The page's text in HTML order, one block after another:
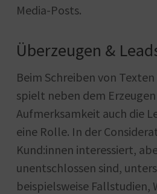
Media-Posts.
Überzeugen &
Beim Schreiben von
spielt neben dem
Aufmerksamkeit auch die
eine Rolle. In der
Kund:innen interessiert,
unentschlossen sind,
beispielsweise Fallstudien,